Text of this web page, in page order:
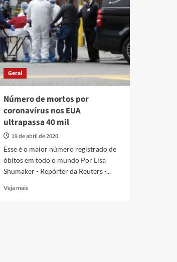
Geral
Número de mortos por
coronavírus nos EUA
ultrapassa 40 mil
19 de abril de 2020
Esse é o maior número registrado de
óbitos em todo o mundo Por Lisa
Shumaker - Repórter da Reuters -...
Veja maisRead